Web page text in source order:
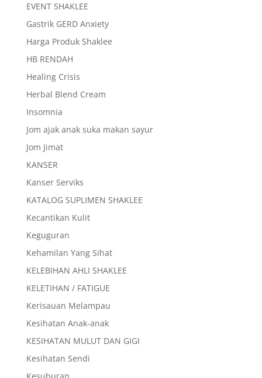
EVENT SHAKLEE
Gastrik GERD Anxiety
Harga Produk Shaklee
HB RENDAH
Healing Crisis
Herbal Blend Cream
Insomnia
Jom ajak anak suka makan sayur
Jom Jimat
KANSER
Kanser Serviks
KATALOG SUPLIMEN SHAKLEE
Kecantikan Kulit
Keguguran
Kehamilan Yang Sihat
KELEBIHAN AHLI SHAKLEE
KELETIHAN / FATIGUE
Kerisauan Melampau
Kesihatan Anak-anak
KESIHATAN MULUT DAN GIGI
Kesihatan Sendi